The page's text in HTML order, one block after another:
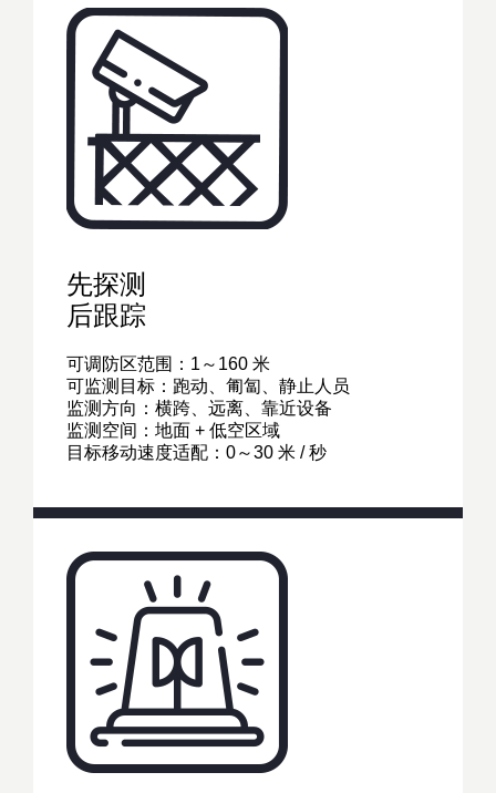
先探测
后跟踪
可调防区范围：1～160 米
可监测目标：跑动、匍匐、静止人员
监测方向：横跨、远离、靠近设备
监测空间：地面 + 低空区域
目标移动速度适配：0～30 米 / 秒